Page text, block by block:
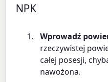
NPK
Wprowadź
rzeczywistej
całej posesji,
nawożona.